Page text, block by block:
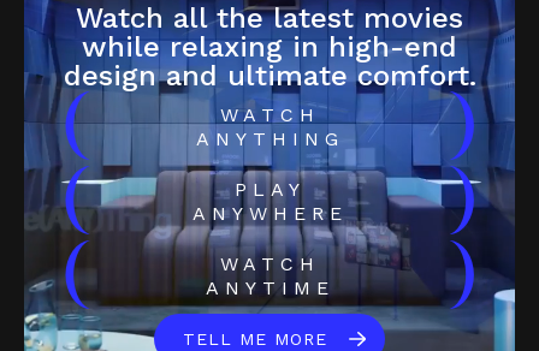
Watch all the latest movies
while relaxing in high-end
design and ultimate comfort.
(
WATCH
ANYTHING
)
(
PLAY
ANYWHERE
)
(
WATCH
ANYTIME
)
TELL ME MORE